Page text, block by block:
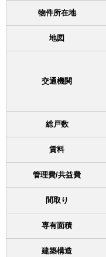
物件所在地
地図
交通機関
総戸数
賃料
管理費/共益費
間取り
専有面積
建築構造